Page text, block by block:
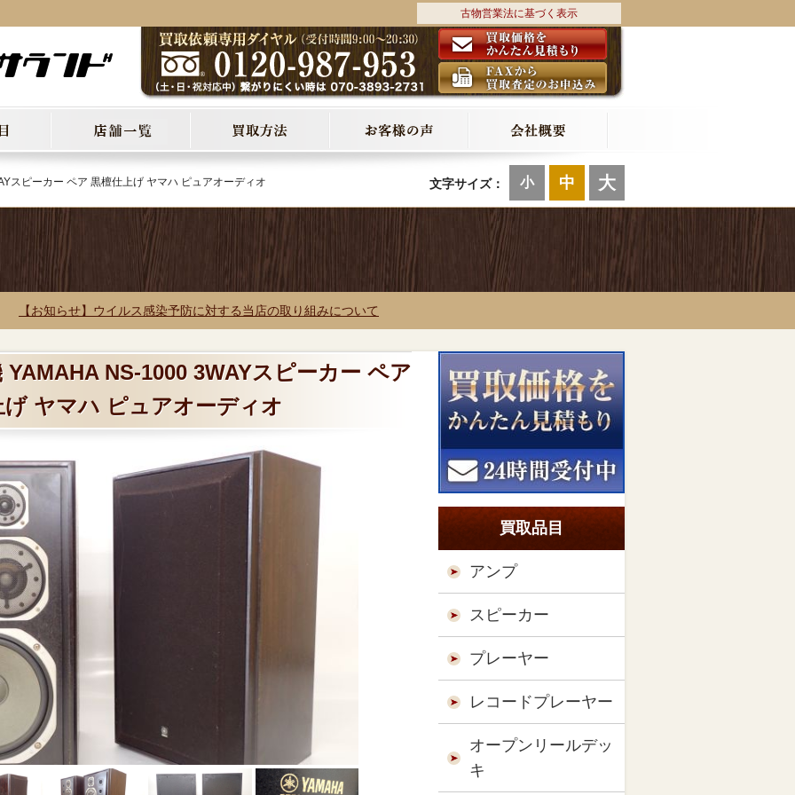
古物営業法に基づく表示
文字サイズ： 小 中 大
スピーカー ペア 黒檀仕上げ ヤマハ ピュアオーディオ
【お知らせ】ウイルス感染予防に対する当店の取り組みについて
NS-1000 3WAYスピーカー ペア
げ ヤマハ ピュアオーディオ
買取品目
アンプ
スピーカー
プレーヤー
レコードプレーヤー
オープンリールデッ
キ